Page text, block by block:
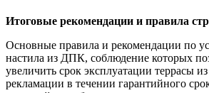
Итоговые рекомендации и правила
Основные правила и рекомендации по
настила из ДПК, соблюдение которых
увеличить срок эксплуатации террасы
рекламации в течении гарантийного